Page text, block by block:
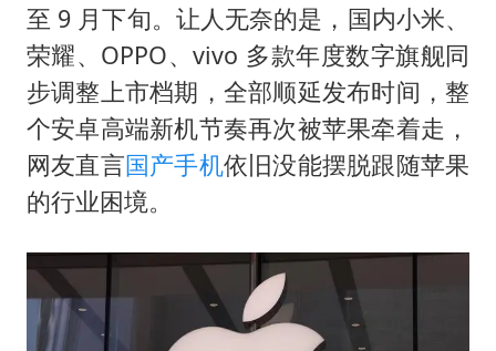
几元成本的AI广告导致千万市值蒸发
《欢迎来龙餐馆》口碑
乐享全民健身 共筑健康中国
至 9 月下旬。让人无奈的是，国内小米、
荣耀、OPPO、vivo 多款年度数字旗舰同
步调整上市档期，全部顺延发布时间，整
个安卓高端新机节奏再次被苹果牵着走，
网友直言国产手机依旧没能摆脱跟随苹果
的行业困境。